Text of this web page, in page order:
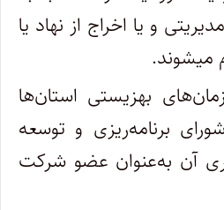
و یا اخراج از نهاد یا
می‏شوند.
بهزیستی استان‌ها
‌برنامه‌ریزی و توسعه
آن به‌عنوان عضو شرکت